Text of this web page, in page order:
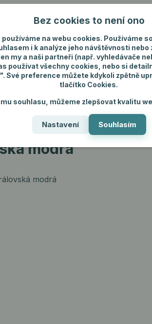
Nevíte si rady? Zavolejte.
Pánské šperky
modrá
Bez cookies to není ono
na webu cookies. Používáme
i k analýze jeho návštěvnosti
my a naši partneři (např. vyhledávače
používat všechny cookies, nebo si
Své preference můžete kdykoli zpětně
tlačítko Cookies.
souhlasu, můžeme zlepšovat kvalitu
Nastavení Souhlasím